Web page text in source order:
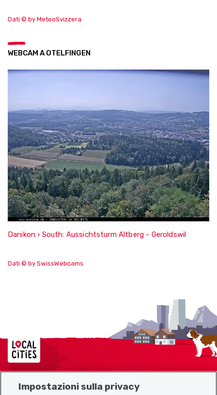
Dati © by MeteoSvizzera
WEBCAM A OTELFINGEN
Danikon › South: Aussichtsturm Altberg - Geroldswil
Dati © by SwissWebcams
Localcities
Impostazioni sulla privacy